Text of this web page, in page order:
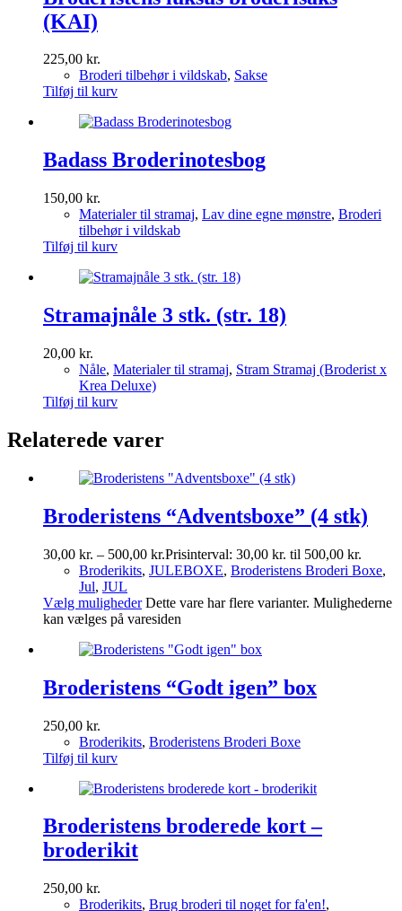
(KAI)
225,00 kr.
Broderi tilbehør i vildskab, Sakse
Tilføj til kurv
Badass Broderinotesbog
150,00 kr.
Materialer til stramaj, Lav dine egne mønstre, Broderi
tilbehør i vildskab
Tilføj til kurv
Stramajnåle 3 stk. (str. 18)
20,00 kr.
Nåle, Materialer til stramaj, Stram Stramaj (Broderist x
Krea Deluxe)
Tilføj til kurv
Relaterede varer
Broderistens “Adventsboxe” (4 stk)
30,00 kr. – 500,00 kr.Prisinterval: 30,00 kr. til 500,00 kr.
Broderikits, JULEBOXE, Broderistens Broderi Boxe,
Jul, JUL
Vælg muligheder Dette vare har flere varianter. Mulighederne
kan vælges på varesiden
Broderistens “Godt igen” box
250,00 kr.
Broderikits, Broderistens Broderi Boxe
Tilføj til kurv
Broderistens broderede kort –
broderikit
250,00 kr.
Broderikits, Brug broderi til noget for fa'en!,